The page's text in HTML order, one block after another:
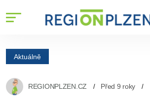
Aktuálně
REGIONPLZEN.CZ Před 9 roky